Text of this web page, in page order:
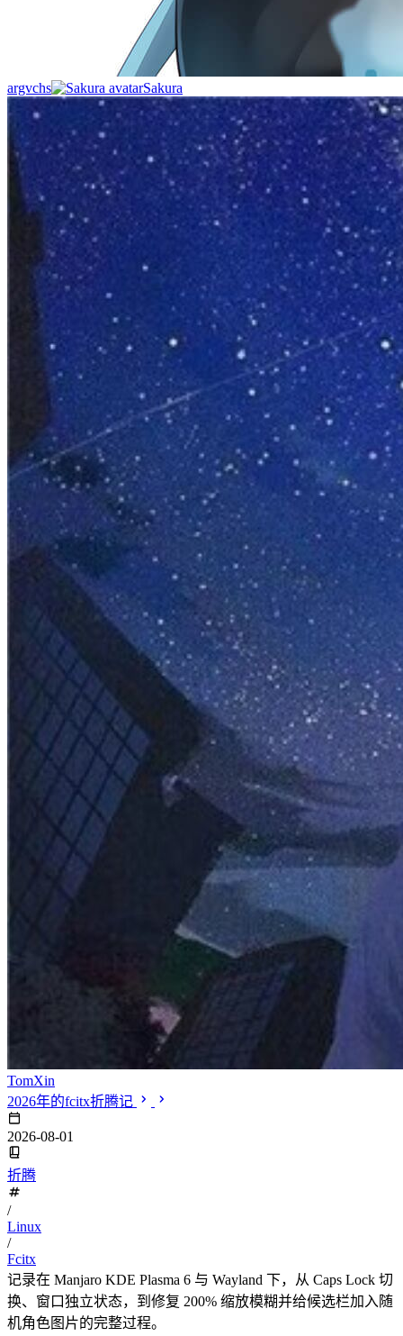
argvchs Sakura
TomXin
2026年的fcitx折腾记
2026-08-01
折腾
/
Linux
/
Fcitx
记录在 Manjaro KDE Plasma 6 与 Wayland 下，从 Caps Lock 切
换、窗口独立状态，到修复 200% 缩放模糊并给候选栏加入随
机角色图片的完整过程。